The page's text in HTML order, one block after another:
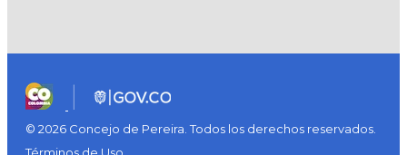
© 2026 Concejo de Pereira. Todos los derechos reservados.